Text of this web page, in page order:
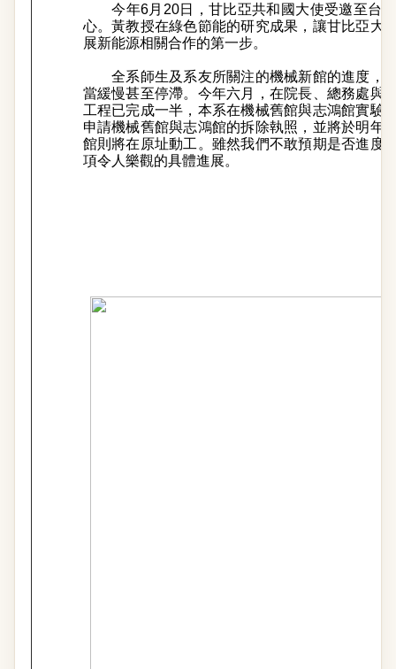
今年6月20日，甘比亞共和國大使受邀至台
心。黃教授在綠色節能的研究成果，讓甘比亞大
展新能源相關合作的第一步。
全系師生及系友所關注的機械新館的進度，
當緩慢甚至停滯。今年六月，在院長、總務處與
工程已完成一半，本系在機械舊館與志鴻館實驗
申請機械舊館與志鴻館的拆除執照，並將於明年
館則將在原址動工。雖然我們不敢預期是否進度
項令人樂觀的具體進展。